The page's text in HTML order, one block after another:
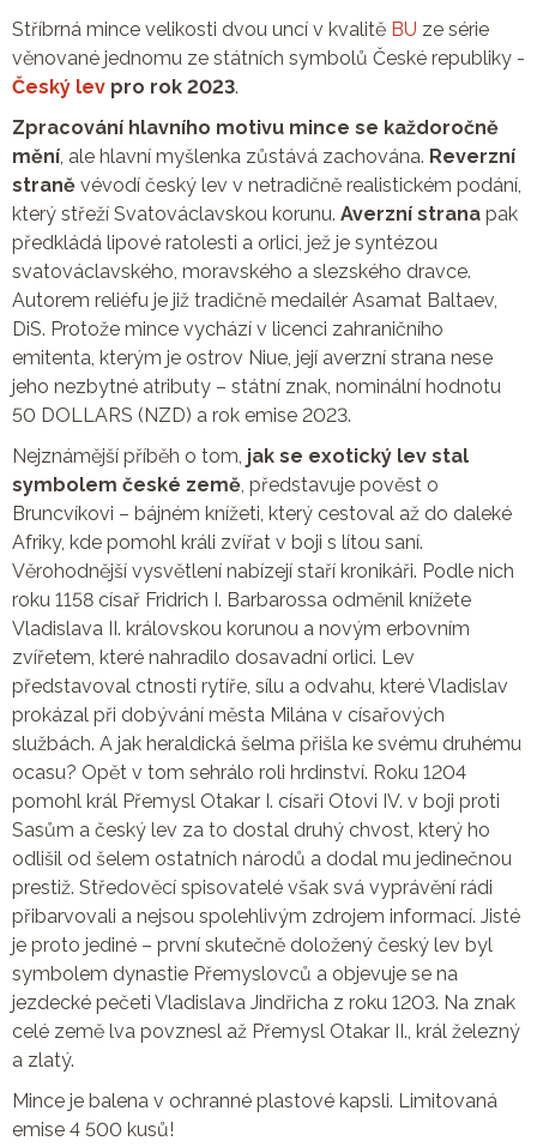
Stříbrná mince velikosti dvou uncí v kvalitě BU ze série
věnované jednomu ze státních symbolů České republiky -
Český lev pro rok 2023.
Zpracování hlavního motivu mince se každoročně
mění, ale hlavní myšlenka zůstává zachována. Reverzní
straně vévodí český lev v netradičně realistickém podání,
který střeží Svatováclavskou korunu. Averzní strana pak
předkládá lipové ratolesti a orlici, jež je syntézou
svatováclavského, moravského a slezského dravce.
Autorem reliéfu je již tradičně medailér Asamat Baltaev,
DiS. Protože mince vychází v licenci zahraničního
emitenta, kterým je ostrov Niue, její averzní strana nese
jeho nezbytné atributy – státní znak, nominální hodnotu
50 DOLLARS (NZD) a rok emise 2023.
Nejznámější příběh o tom, jak se exotický lev stal
symbolem české země, představuje pověst o
Bruncvíkovi – bájném knížeti, který cestoval až do daleké
Afriky, kde pomohl králi zvířat v boji s lítou saní.
Věrohodnější vysvětlení nabízejí staří kronikáři. Podle nich
roku 1158 císař Fridrich I. Barbarossa odměnil knížete
Vladislava II. královskou korunou a novým erbovním
zvířetem, které nahradilo dosavadní orlici. Lev
představoval ctnosti rytíře, sílu a odvahu, které Vladislav
prokázal při dobývání města Milána v císařových
službách. A jak heraldická šelma přišla ke svému druhému
ocasu? Opět v tom sehrálo roli hrdinství. Roku 1204
pomohl král Přemysl Otakar I. císaři Otovi IV. v boji proti
Sasům a český lev za to dostal druhý chvost, který ho
odlišil od šelem ostatních národů a dodal mu jedinečnou
prestiž. Středověcí spisovatelé však svá vyprávění rádi
přibarvovali a nejsou spolehlivým zdrojem informací. Jisté
je proto jediné – první skutečně doložený český lev byl
symbolem dynastie Přemyslovců a objevuje se na
jezdecké pečeti Vladislava Jindřicha z roku 1203. Na znak
celé země lva povznesl až Přemysl Otakar II., král železný
a zlatý.
Mince je balena v ochranné plastové kapsli. Limitovaná
emise 4 500 kusů!